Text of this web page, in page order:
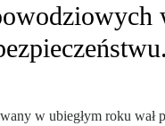
w ubiegłym roku wał